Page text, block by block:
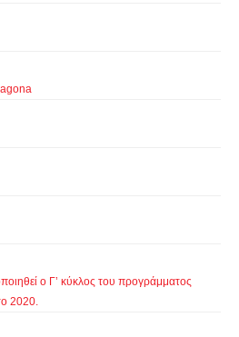
ο Γ’ κύκλος του προγράμματος
2020.